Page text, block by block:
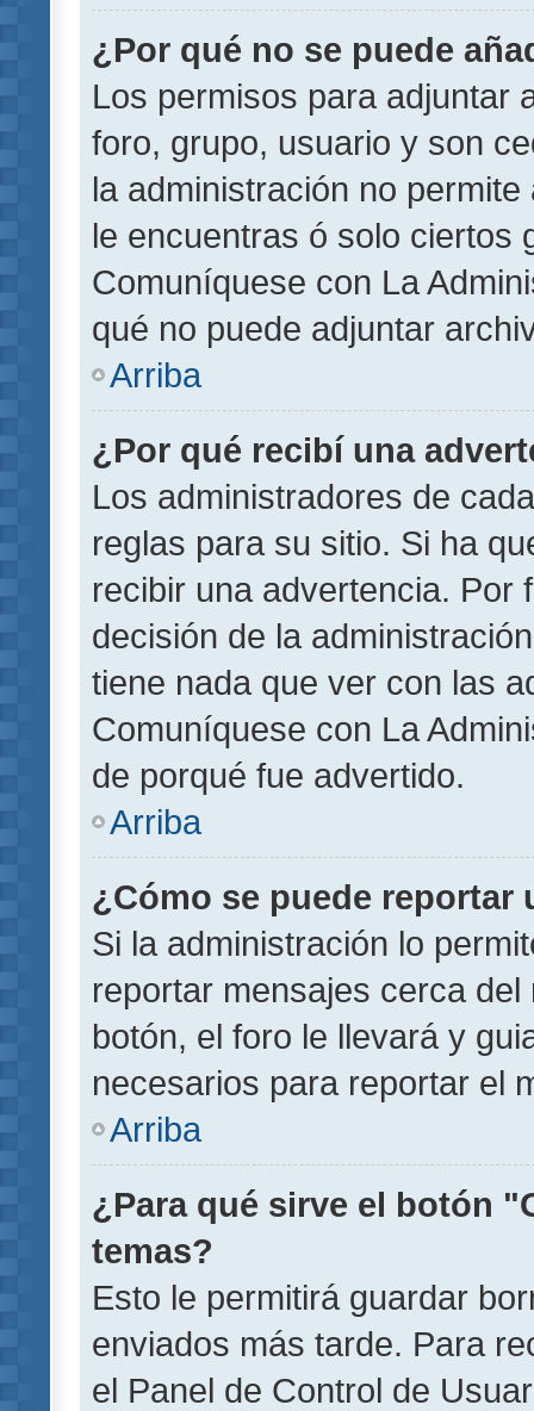
¿Por qué no se puede
Los permisos para adjuntar
foro, grupo, usuario y son
la administración no
le encuentras ó solo ciertos
Comuníquese con La
qué no puede adjuntar
Arriba
¿Por qué recibí una
Los administradores de
reglas para su sitio. Si ha
recibir una advertencia. Por
decisión de la
tiene nada que ver con las
Comuníquese con La
de porqué fue advertido.
Arriba
¿Cómo se puede reportar
Si la administración lo
reportar mensajes cerca
botón, el foro le llevará y
necesarios para reportar el
Arriba
¿Para qué sirve el botón
temas?
Esto le permitirá guardar
enviados más tarde. Para
el Panel de Control de